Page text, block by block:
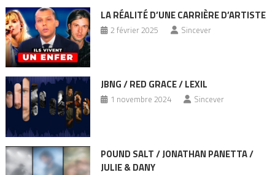
LA RÉALITÉ D’UNE CARRIÈRE D’ARTISTE
2 février 2025 Sincever
JBNG / RED GRACE / LEXIL
1 novembre 2024 Sincever
POUND SALT / JONATHAN PANETTA /
JULIE & DANY